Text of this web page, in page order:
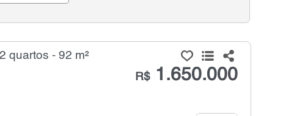
quartos - 92 m²
R$1.650.000